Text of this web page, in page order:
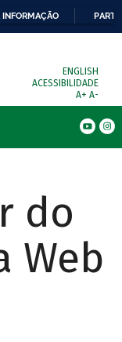
INFORMAÇÃO
ENGLISH
ACESSIBILIDADE
A+ A-
do
Web